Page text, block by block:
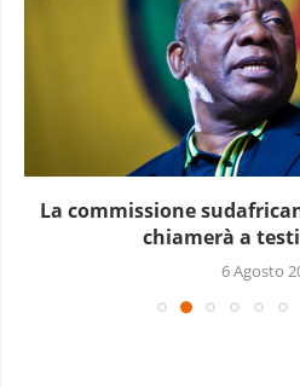
La commissione
chiamerà a
6 Agosto